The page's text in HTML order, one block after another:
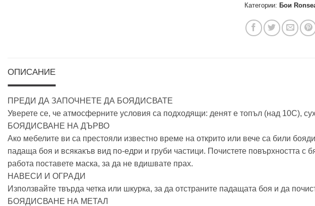
Категории: Бои
ОПИСАНИЕ
ПРЕДИ ДА ЗАПОЧНЕТЕ ДА БОЯДИСВАТЕ
Уверете се, че атмосферните условия са подходящи: денят е топъл (над 10C),
БОЯДИСВАНЕ НА ДЪРВО
Ако мебелите ви са престояли известно време на открито или вече са били
падаща боя и всякакъв вид по-едри и груби частици. Почистете повърхността
работа поставете маска, за да не вдишвате прах.
НАВЕСИ И ОГРАДИ
Използвайте твърда четка или шкурка, за да отстраните падащата боя и да
БОЯДИСВАНЕ НА МЕТАЛ